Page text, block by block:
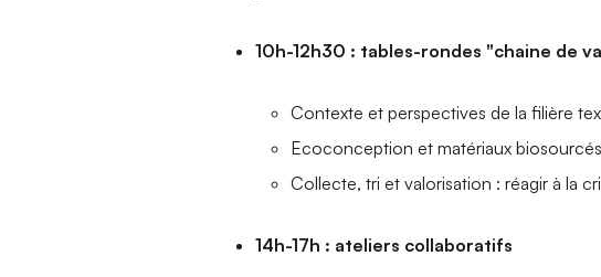
10h-12h30 : tables-rondes "chaine de
Contexte et perspectives de la filière
Ecoconception et matériaux biosourcés
Collecte, tri et valorisation : réagir à la
14h-17h : ateliers collaboratifs